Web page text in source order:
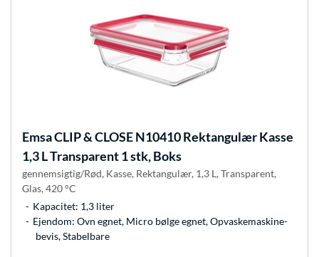
EmsaCLIP & CLOSE N10410 Rektangulær Kasse
1,3 L Transparent 1 stk, Boks
gennemsigtig/Rød, Kasse, Rektangulær, 1,3 L, Transparent,
Glas, 420 °C
Kapacitet: 1,3 liter
Ejendom: Ovn egnet, Micro bølge egnet, Opvaskemaskine-
bevis, Stabelbare